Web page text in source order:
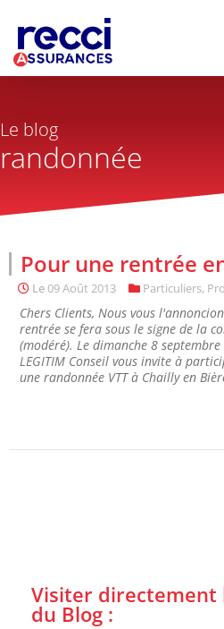
Le blog
randonnée
Pour une rentrée
Le09 Août 2013 Particuliers,
Chers Clients, Nous vous
rentrée se fera sous le signe de la
(modéré). Le dimanche 8
LEGITIM Conseil vous invite à
une randonnée VTT à Chailly en
Visiter directement
du Blog :